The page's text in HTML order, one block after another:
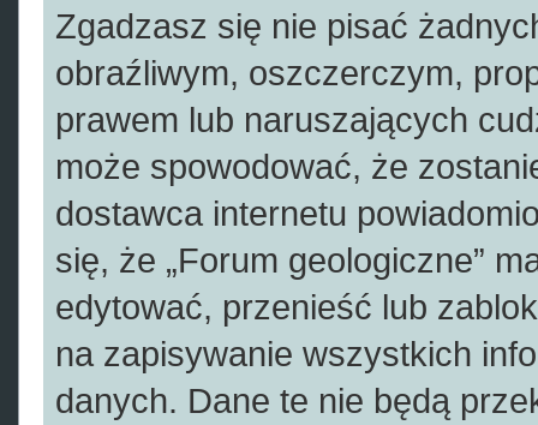
Zgadzasz się nie pisać
obraźliwym, oszczerczym,
prawem lub naruszających
może spowodować, że
dostawca internetu
się, że „Forum geologiczne”
edytować, przenieść lub
na zapisywanie wszystkich
danych. Dane te nie będą